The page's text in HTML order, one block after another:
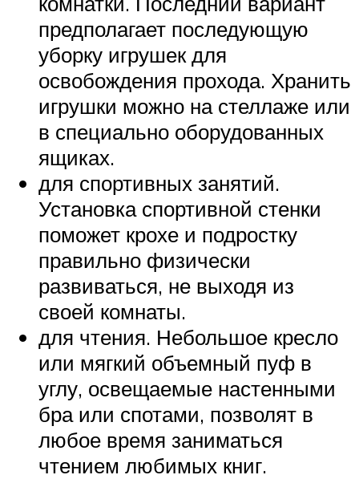
предполагает последующую
уборку игрушек для
освобождения прохода. Хранить
игрушки можно на стеллаже или
в специально оборудованных
ящиках.
для спортивных занятий.
Установка спортивной стенки
поможет крохе и подростку
правильно физически
развиваться, не выходя из
своей комнаты.
для чтения. Небольшое кресло
или мягкий объемный пуф в
углу, освещаемые настенными
бра или спотами, позволят в
любое время заниматься
чтением любимых книг.